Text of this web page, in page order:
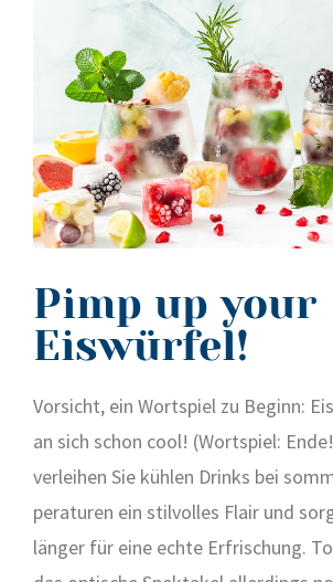
Pimp up your
Eiswürfel!
Vor­sicht, ein Wort­spiel zu Beginn:
an sich schon cool! (Wort­spiel:
ver­lei­hen Sie küh­len Drinks bei
pe­ra­tu­ren ein stil­vol­les Flair und
län­ger für eine ech­te Erfri­schung.